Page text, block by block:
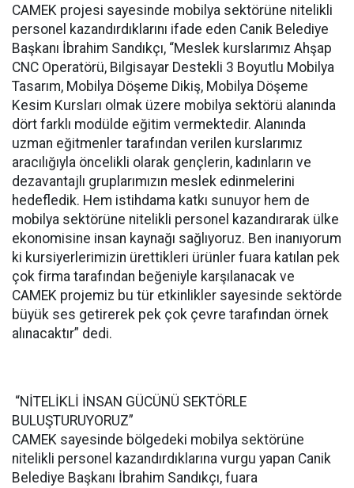
CAMEK projesi sayesinde mobilya sektörüne nitelikli
personel kazandırdıklarını ifade eden Canik Belediye
Başkanı İbrahim Sandıkçı, “Meslek kurslarımız Ahşap
CNC Operatörü, Bilgisayar Destekli 3 Boyutlu Mobilya
Tasarım, Mobilya Döşeme Dikiş, Mobilya Döşeme
Kesim Kursları olmak üzere mobilya sektörü alanında
dört farklı modülde eğitim vermektedir. Alanında
uzman eğitmenler tarafından verilen kurslarımız
aracılığıyla öncelikli olarak gençlerin, kadınların ve
dezavantajlı gruplarımızın meslek edinmelerini
hedefledik. Hem istihdama katkı sunuyor hem de
mobilya sektörüne nitelikli personel kazandırarak ülke
ekonomisine insan kaynağı sağlıyoruz. Ben inanıyorum
ki kursiyerlerimizin ürettikleri ürünler fuara katılan pek
çok firma tarafından beğeniyle karşılanacak ve
CAMEK projemiz bu tür etkinlikler sayesinde sektörde
büyük ses getirerek pek çok çevre tarafından örnek
alınacaktır” dedi.
“NİTELİKLİ İNSAN GÜCÜNÜ SEKTÖRLE
BULUŞTURUYORUZ”
CAMEK sayesinde bölgedeki mobilya sektörüne
nitelikli personel kazandırdıklarına vurgu yapan Canik
Belediye Başkanı İbrahim Sandıkçı, fuara